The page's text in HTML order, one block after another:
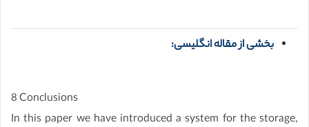
بخشی از مقاله انگلیسی:
8 Conclusions
In this paper we have introduced a system for the storage,